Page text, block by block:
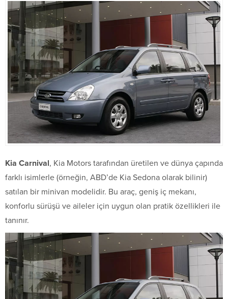
Kia Carnival, Kia Motors tarafından üretilen ve dünya çapında
farklı isimlerle (örneğin, ABD’de Kia Sedona olarak bilinir)
satılan bir minivan modelidir. Bu araç, geniş iç mekanı,
konforlu sürüşü ve aileler için uygun olan pratik özellikleri ile
tanınır.